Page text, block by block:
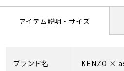
アイテム説明・サイズ
ブランド名 KENZO ×